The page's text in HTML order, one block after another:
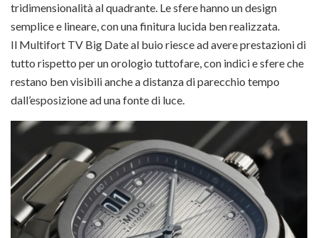
tridimensionalità al quadrante. Le sfere hanno un design
semplice e lineare, con una finitura lucida ben realizzata.
Il Multifort TV Big Date al buio riesce ad avere prestazioni di
tutto rispetto per un orologio tuttofare, con indici e sfere che
restano ben visibili anche a distanza di parecchio tempo
dall’esposizione ad una fonte di luce.